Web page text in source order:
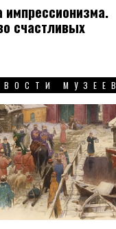
счастливых
МУЗЕЕВ